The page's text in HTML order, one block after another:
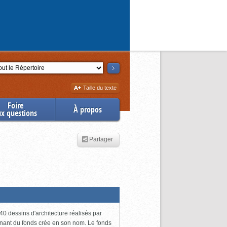
Augmenter
la
Taille du texte
Foire
questions À propos
Partager
dessins d'architecture réalisés par
du fonds crée en son nom. Le fonds